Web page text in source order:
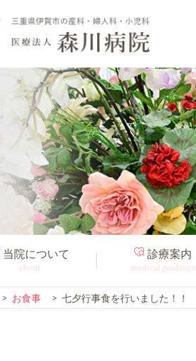
当院について
about
診療案内
medical guidance
お食事 七夕行事食を行いました！！